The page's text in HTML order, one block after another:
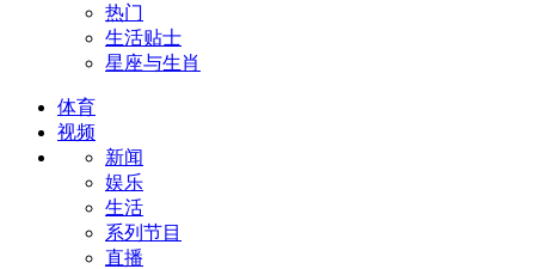
热门
生活贴士
星座与生肖
体育
视频
新闻
娱乐
生活
系列节目
直播